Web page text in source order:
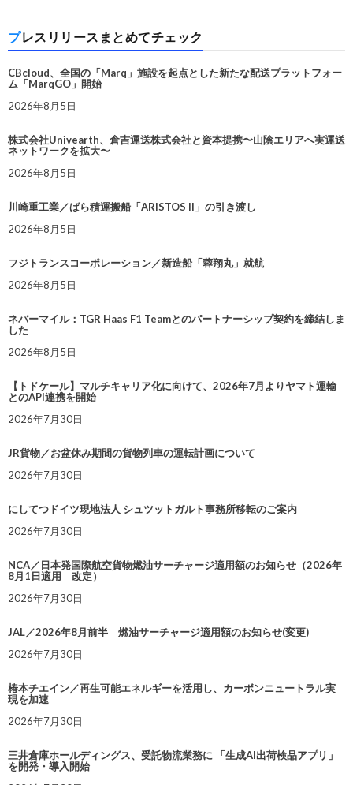
プレスリリースまとめてチェック
CBcloud、全国の「Marq」施設を起点とした新たな配送プラットフォー
ム「MarqGO」開始
2026年8月5日
株式会社Univearth、倉吉運送株式会社と資本提携〜山陰エリアへ実運送
ネットワークを拡大〜
2026年8月5日
川崎重工業／ばら積運搬船「ARISTOS II」の引き渡し
2026年8月5日
フジトランスコーポレーション／新造船「蓉翔丸」就航
2026年8月5日
ネバーマイル：TGR Haas F1 Teamとのパートナーシップ契約を締結しま
した
2026年8月5日
【トドケール】マルチキャリア化に向けて、2026年7月よりヤマト運輸
とのAPI連携を開始
2026年7月30日
JR貨物／お盆休み期間の貨物列車の運転計画について
2026年7月30日
にしてつドイツ現地法人 シュツットガルト事務所移転のご案内
2026年7月30日
NCA／日本発国際航空貨物燃油サーチャージ適用額のお知らせ（2026年
8月1日適用 改定）
2026年7月30日
JAL／2026年8月前半 燃油サーチャージ適用額のお知らせ(変更)
2026年7月30日
椿本チエイン／再生可能エネルギーを活用し、カーボンニュートラル実
現を加速
2026年7月30日
三井倉庫ホールディングス、受託物流業務に 「生成AI出荷検品アプリ」
を開発・導入開始